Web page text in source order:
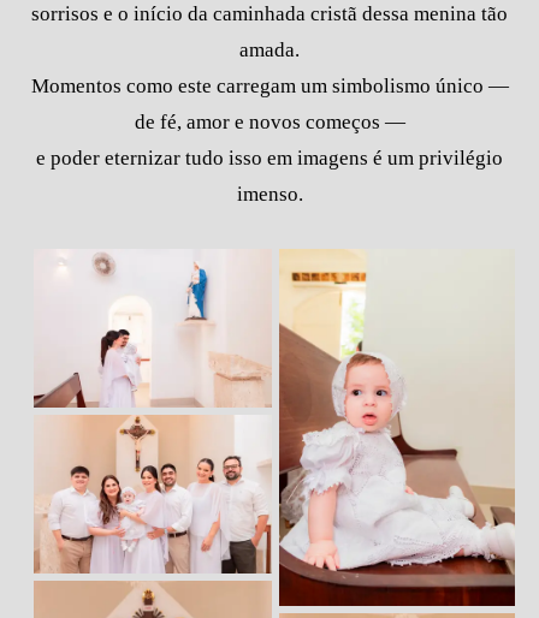
sorrisos e o início da caminhada cristã dessa menina tão
amada.
Momentos como este carregam um simbolismo único —
de fé, amor e novos começos —
e poder eternizar tudo isso em imagens é um privilégio
imenso.